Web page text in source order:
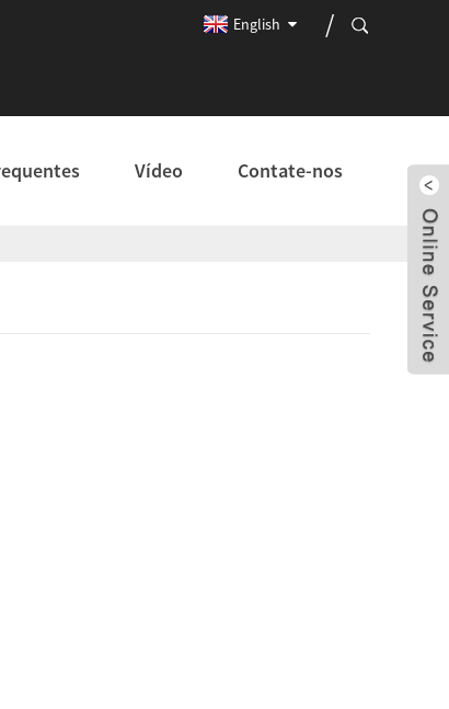
English
Vídeo Contate-nos